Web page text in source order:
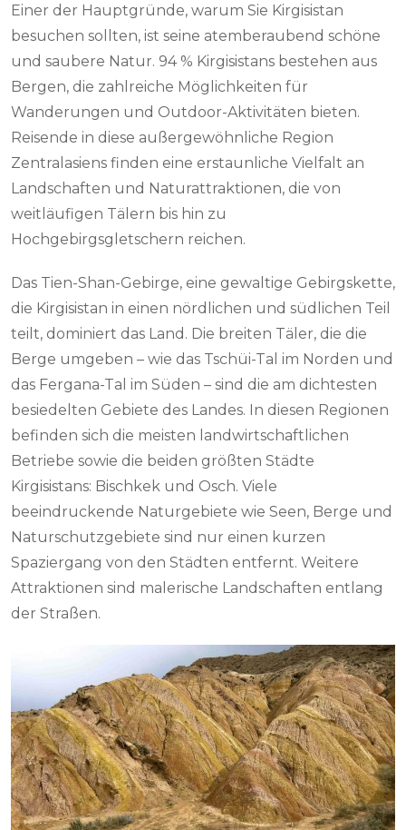
Einer der Hauptgründe, warum Sie Kirgisistan
besuchen sollten, ist seine atemberaubend schöne
und saubere Natur. 94 % Kirgisistans bestehen aus
Bergen, die zahlreiche Möglichkeiten für
Wanderungen und Outdoor-Aktivitäten bieten.
Reisende in diese außergewöhnliche Region
Zentralasiens finden eine erstaunliche Vielfalt an
Landschaften und Naturattraktionen, die von
weitläufigen Tälern bis hin zu
Hochgebirgsgletschern reichen.
Das Tien-Shan-Gebirge, eine gewaltige Gebirgskette,
die Kirgisistan in einen nördlichen und südlichen Teil
teilt, dominiert das Land. Die breiten Täler, die die
Berge umgeben – wie das Tschüi-Tal im Norden und
das Fergana-Tal im Süden – sind die am dichtesten
besiedelten Gebiete des Landes. In diesen Regionen
befinden sich die meisten landwirtschaftlichen
Betriebe sowie die beiden größten Städte
Kirgisistans: Bischkek und Osch. Viele
beeindruckende Naturgebiete wie Seen, Berge und
Naturschutzgebiete sind nur einen kurzen
Spaziergang von den Städten entfernt. Weitere
Attraktionen sind malerische Landschaften entlang
der Straßen.